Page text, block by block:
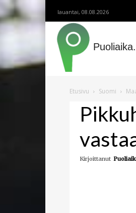
lauantai, 08.08.2026
Etusivu Suomi
Kirjoittanut